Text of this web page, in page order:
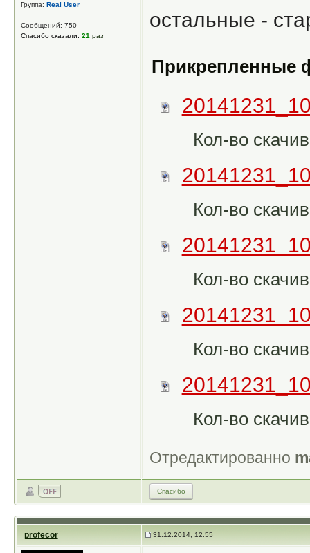
Группа: Real User
Сообщений: 750
Спасибо сказали: 21 раз
остальные -
Прикрепленные
Кол-во
Кол-во
Кол-во
Кол-во
Кол-во
Отредактированно
Спасибо
profecor 31.12.2014, 12:55